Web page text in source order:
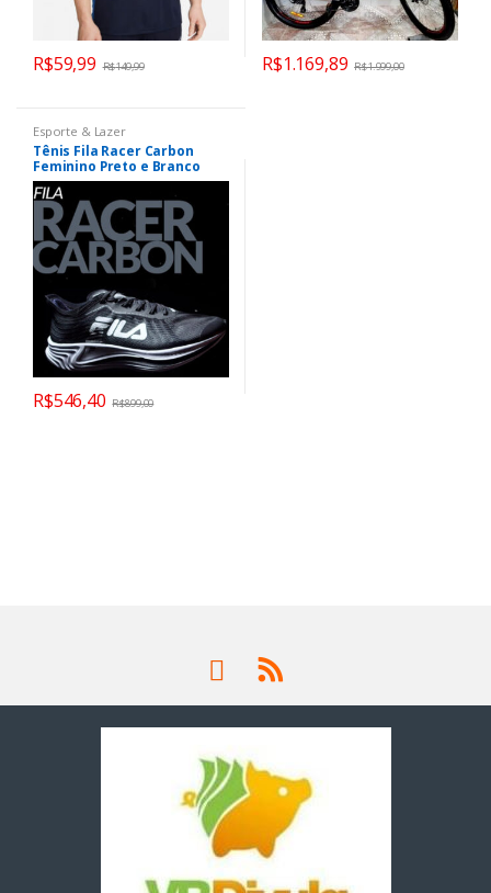
R$59,99 R$149,99 R$1.169,89 R$1.999,00
Esporte & Lazer
Tênis Fila Racer Carbon
Feminino Preto e Branco
R$546,40 R$899,00